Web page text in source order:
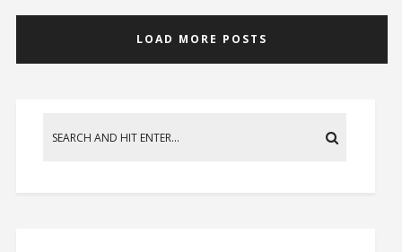
LOAD MORE POSTS